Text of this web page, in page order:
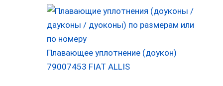
Плавающее уплотнение (доукон)
79007453 FIAT ALLIS